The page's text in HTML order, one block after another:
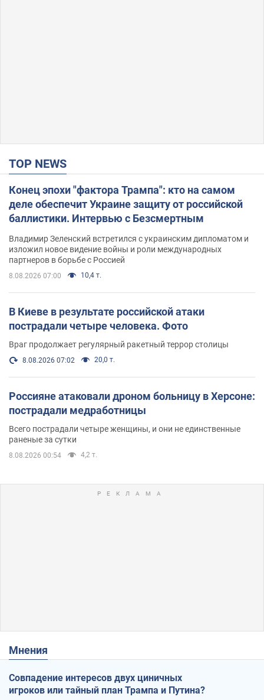
TOP NEWS
Конец эпохи "фактора Трампа": кто на самом
деле обеспечит Украине защиту от российской
баллистики. Интервью с Безсмертным
Владимир Зеленский встретился с украинским дипломатом и
изложил новое видение войны и роли международных
партнеров в борьбе с Россией
8.08.2026 07:00 10,4 т.
В Киеве в результате российской атаки
пострадали четыре человека. Фото
Враг продолжает регулярный ракетный террор столицы
8.08.2026 07:02 20,0 т.
Россияне атаковали дроном больницу в Херсоне:
пострадали медработницы
Всего пострадали четыре женщины, и они не единственные
раненые за сутки
8.08.2026 00:54 4,2 т.
Мнения
Совпадение интересов двух циничных
игроков или тайный план Трампа и Путина?